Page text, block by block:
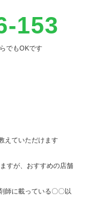
153
でもOKです
えていただけます
すが、おすすめの店舗
師に載っている〇〇以